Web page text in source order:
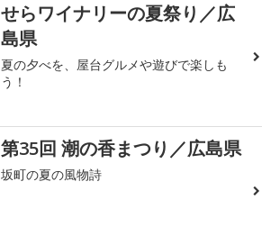
せらワイナリーの夏祭り／広
島県
夏の夕べを、屋台グルメや遊びで楽しも
う！
第35回 潮の香まつり／広島県
坂町の夏の風物詩